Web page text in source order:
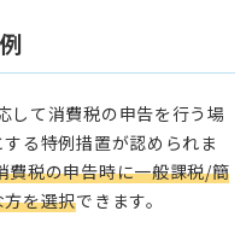
して消費税の申告を行う場
る特例措置が認められま
費税の申告時に一般課税/簡
を選択できます。